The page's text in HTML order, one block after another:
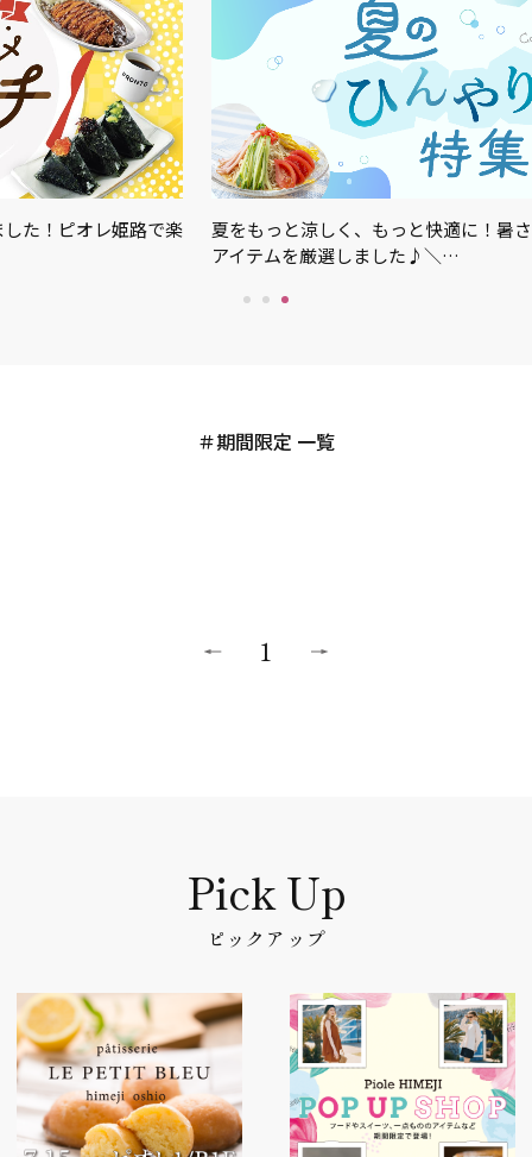
た！ピオレ姫路で楽
夏をもっと涼しく、もっと快適に！暑
アイテムを厳選しました♪＼…
期間限定 一覧
1
ピックアップ